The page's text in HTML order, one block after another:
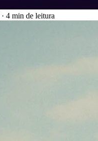
· 4 min de leitura